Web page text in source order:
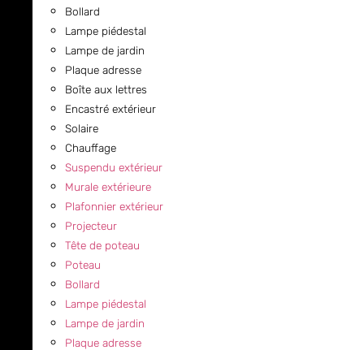
Bollard
Lampe piédestal
Lampe de jardin
Plaque adresse
Boîte aux lettres
Encastré extérieur
Solaire
Chauffage
Suspendu extérieur
Murale extérieure
Plafonnier extérieur
Projecteur
Tête de poteau
Poteau
Bollard
Lampe piédestal
Lampe de jardin
Plaque adresse